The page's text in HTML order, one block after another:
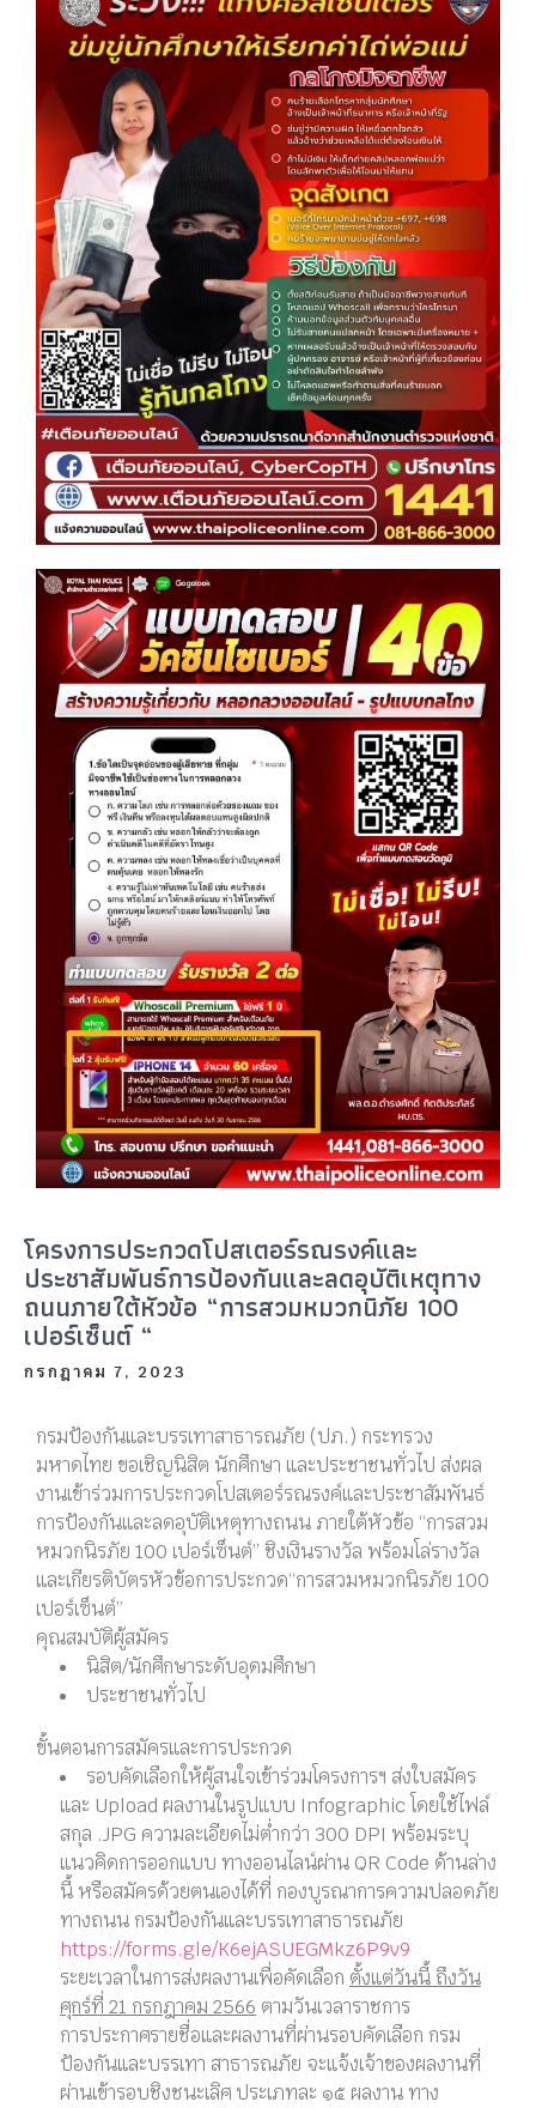
โครงการประกวดโปสเตอร์รณรงค์และ
ประชาสัมพันธ์การป้องกันและลดอุบัติเหตุทาง
ถนนภายใต้หัวข้อ “การสวมหมวกนิภัย 100
เปอร์เซ็นต์ “
กรกฎาคม 7, 2023
กรมป้องกันและบรรเทาสาธารณภัย (ปภ.) กระทรวง
มหาดไทย ขอเชิญนิสิต นักศึกษา และประชาชนทั่วไป ส่งผล
งานเข้าร่วมการประกวดโปสเตอร์รณรงค์และประชาสัมพันธ์
การป้องกันและลดอุบัติเหตุทางถนน ภายใต้หัวข้อ “การสวม
หมวกนิรภัย 100 เปอร์เซ็นต์” ชิงเงินรางวัล พร้อมโล่รางวัล
และเกียรติบัตรหัวข้อการประกวด“การสวมหมวกนิรภัย 100
เปอร์เซ็นต์”
คุณสมบัติผู้สมัคร
นิสิต/นักศึกษาระดับอุดมศึกษา
ประชาชนทั่วไป
ขั้นตอนการสมัครและการประกวด
รอบคัดเลือกให้ผู้สนใจเข้าร่วมโครงการฯ ส่งใบสมัคร
และ Upload ผลงานในรูปแบบ Infographic โดยใช้ไฟล์
สกุล .JPG ความละเอียดไม่ต่ำกว่า 300 DPI พร้อมระบุ
แนวคิดการออกแบบ ทางออนไลน์ผ่าน QR Code ด้านล่าง
นี้ หรือสมัครด้วยตนเองได้ที่ กองบูรณาการความปลอดภัย
ทางถนน กรมป้องกันและบรรเทาสาธารณภัย
https://forms.gle/K6ejASUEGMkz6P9v9
ระยะเวลาในการส่งผลงานเพื่อคัดเลือก ตั้งแต่วันนี้ ถึงวัน
ศุกร์ที่ 21 กรกฎาคม 2566 ตามวันเวลาราชการ
การประกาศรายชื่อและผลงานที่ผ่านรอบคัดเลือก กรม
ป้องกันและบรรเทา สาธารณภัย จะแจ้งเจ้าของผลงานที่
ผ่านเข้ารอบชิงชนะเลิศ ประเภทละ ๑๕ ผลงาน ทาง